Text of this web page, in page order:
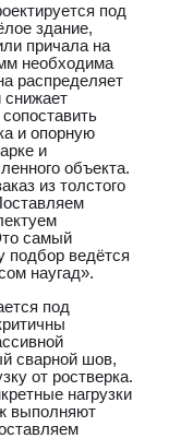
под
здание,
причала на
необходима
распределяет
снижает
и опорную
и
объекта.
из толстого
самый
подбор ведётся
наугад».
под
сварной шов,
от ростверка.
нагрузки
выполняют